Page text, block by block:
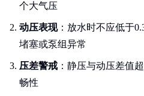
个大气压
动压表现：放水时不应低于
堵塞或泵组异常
压差警戒 ：静压与动压差值
畅性